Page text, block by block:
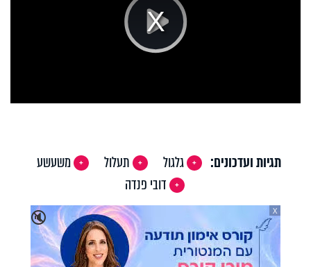
Play
תגיות ועדכונים: גלגול תעלול
משעשע
דובי פנדה
🔇
X